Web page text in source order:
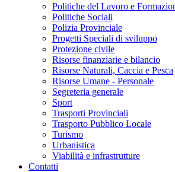
Politiche del Lavoro e
Politiche Sociali
Polizia Provinciale
Progetti Speciali di sviluppo
Protezione civile
Risorse finanziarie e bilancio
Risorse Naturali, Caccia e Pesca
Risorse Umane - Personale
Segreteria generale
Sport
Trasporti Provinciali
Trasporto Pubblico Locale
Turismo
Urbanistica
Viabilità e infrastrutture
Contatti